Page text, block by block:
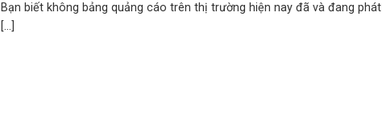
Bạn biết không bảng quảng cáo trên thị trường hiện nay đã và đang phát
[...]